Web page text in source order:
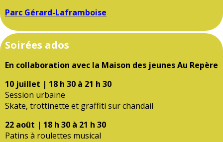
Parc Gérard-Laframboise
Soirées ados
En collaboration avec la Maison des jeunes Au Repère
10 juillet | 18 h 30 à 21 h 30
Session urbaine
Skate, trottinette et graffiti sur chandail
22 août | 18 h 30 à 21 h 30
Patins à roulettes musical